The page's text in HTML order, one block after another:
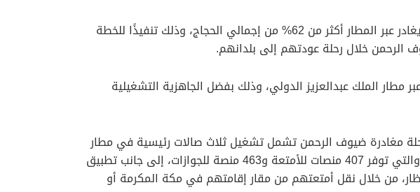
تواصل مطارات جدة استقبال الحجاج المغادرين عبر مطار الملك عبدالعزيز الدولي، حيث يُتوقع أن يغادر عبر المطار أكثر من 62% من إجمالي الحجاج، وذلك تنفيذًا للخطة
الرحمن خلال رحلة عودتهم إلى بلدانهم.
الملك عبدالعزيز الدولي، وذلك بفضل الجاهزية التشغيلية
مغادرة ضيوف الرحمن تشمل تشغيل ثلاث صالات رئيسية في مطار
الملك عبدالعزيز الدولي، وهي: مجمع صالات الحج والعمرة، والصالة رقم (1)، والصالة الشمالية، والتي توفر 407 منصات للأمتعة و463 منصة للجوازات، إلى جانب تطبيق
من خلال نقل أمتعتهم من مقار إقامتهم في مكة المكرمة أو